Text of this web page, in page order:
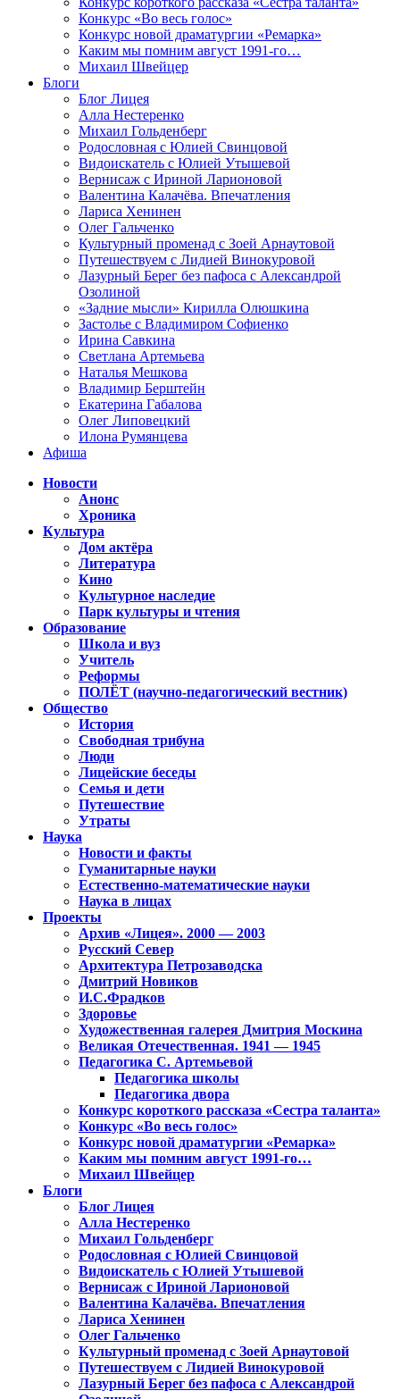
Конкурс «Во весь голос»
Конкурс новой драматургии «Ремарка»
Каким мы помним август 1991-го…
Михаил Швейцер
Блоги
Блог Лицея
Алла Нестеренко
Михаил Гольденберг
Родословная с Юлией Свинцовой
Видоискатель с Юлией Утышевой
Вернисаж с Ириной Ларионовой
Валентина Калачёва. Впечатления
Лариса Хенинен
Олег Гальченко
Культурный променад с Зоей Арнаутовой
Путешествуем с Лидией Винокуровой
Лазурный Берег без пафоса с Александрой
Озолиной
«Задние мысли» Кирилла Олюшкина
Застолье с Владимиром Софиенко
Ирина Савкина
Светлана Артемьева
Наталья Мешкова
Владимир Берштейн
Екатерина Габалова
Олег Липовецкий
Илона Румянцева
Афиша
Новости
Анонс
Хроника
Культура
Дом актёра
Литература
Кино
Культурное наследие
Парк культуры и чтения
Образование
Школа и вуз
Учитель
Реформы
ПОЛЁТ (научно-педагогический вестник)
Общество
История
Свободная трибуна
Люди
Лицейские беседы
Семья и дети
Путешествие
Утраты
Наука
Новости и факты
Гуманитарные науки
Естественно-математические науки
Наука в лицах
Проекты
Архив «Лицея». 2000 — 2003
Русский Север
Архитектура Петрозаводска
Дмитрий Новиков
И.С.Фрадков
Здоровье
Художественная галерея Дмитрия Москина
Великая Отечественная. 1941 — 1945
Педагогика С. Артемьевой
Педагогика школы
Педагогика двора
Конкурс короткого рассказа «Сестра таланта»
Конкурс «Во весь голос»
Конкурс новой драматургии «Ремарка»
Каким мы помним август 1991-го…
Михаил Швейцер
Блоги
Блог Лицея
Алла Нестеренко
Михаил Гольденберг
Родословная с Юлией Свинцовой
Видоискатель с Юлией Утышевой
Вернисаж с Ириной Ларионовой
Валентина Калачёва. Впечатления
Лариса Хенинен
Олег Гальченко
Культурный променад с Зоей Арнаутовой
Путешествуем с Лидией Винокуровой
Лазурный Берег без пафоса с Александрой